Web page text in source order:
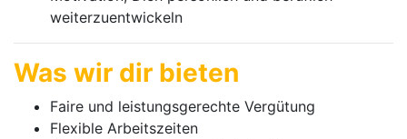
weiterzuentwickeln
Was wir dir bieten
Faire und leistungsgerechte Vergütung
Flexible Arbeitszeiten